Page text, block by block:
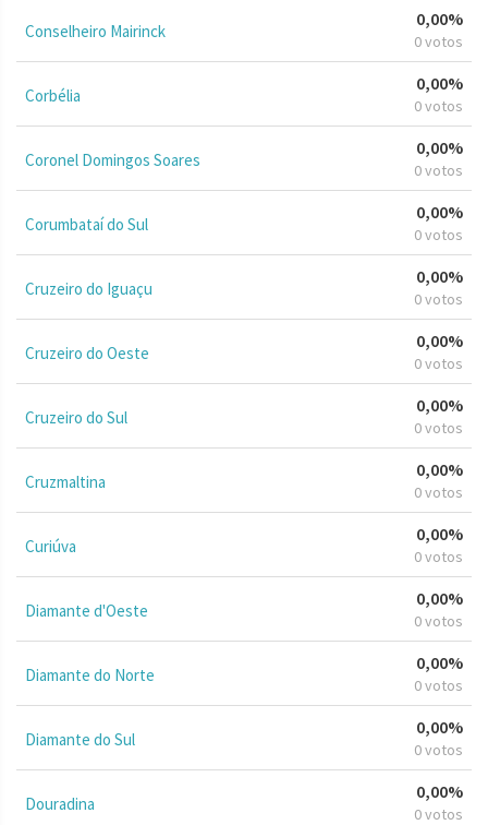
Conselheiro Mairinck
0,00%
0 votos
Corbélia
0,00%
0 votos
Coronel Domingos Soares
0,00%
0 votos
Corumbataí do Sul
0,00%
0 votos
Cruzeiro do Iguaçu
0,00%
0 votos
Cruzeiro do Oeste
0,00%
0 votos
Cruzeiro do Sul
0,00%
0 votos
Cruzmaltina
0,00%
0 votos
Curiúva
0,00%
0 votos
Diamante d'Oeste
0,00%
0 votos
Diamante do Norte
0,00%
0 votos
Diamante do Sul
0,00%
0 votos
Douradina
0,00%
0 votos